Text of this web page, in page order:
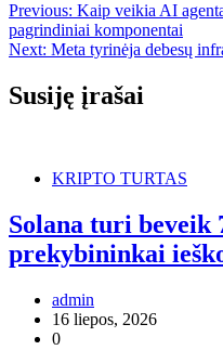
Previous: Kaip veikia AI
pagrindiniai komponentai
Next: Meta tyrinėja debesų
Susiję įrašai
KRIPTO TURTAS
Solana turi beveik
prekybininkai
admin
16 liepos, 2026
0